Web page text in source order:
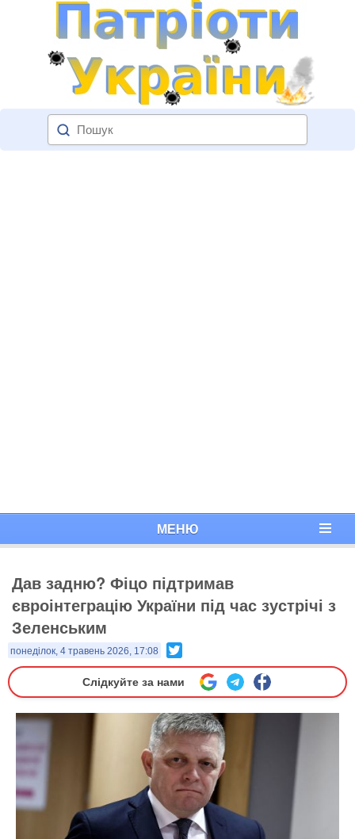
МЕНЮ
Дав задню? Фіцо підтримав
євроінтеграцію України під час зустрічі з
Зеленським
понеділок, 4 травень 2026, 17:08
Слідкуйте за нами